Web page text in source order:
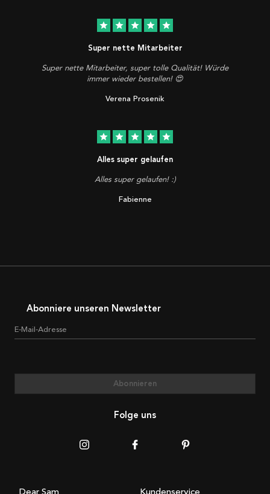
star star star star star
Super nette Mitarbeiter
Super nette Mitarbeiter, super tolle Qualität! Würde
immer wieder bestellen! 😍
Verena Prosenik
star star star star star
Alles super gelaufen
Alles super gelaufen! :)
Fabienne
Abonniere unseren Newsletter
E-Mail-Adresse
Abonnieren
Folge uns
Dear Sam Kundenservice